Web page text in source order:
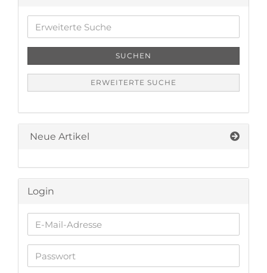
Erweiterte
Suche
SUCHEN
ERWEITERTE SUCHE
Neue Artikel
Login
E-
Mail-
Passwort